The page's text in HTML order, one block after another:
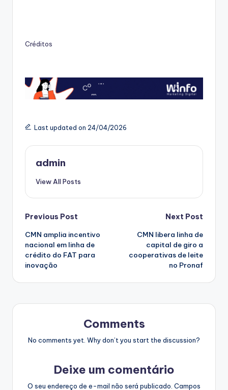
Créditos
Last updated on 24/04/2026
admin
View All Posts
Post
navigation
Previous Post
CMN amplia incentivo
nacional em linha de
crédito do FAT para
inovação
Next Post
CMN libera linha de
capital de giro a
cooperativas de leite
no Pronaf
Comments
No comments yet. Why don’t you start the discussion?
Deixe um comentário
O seu endereço de e-mail não será publicado. Campos